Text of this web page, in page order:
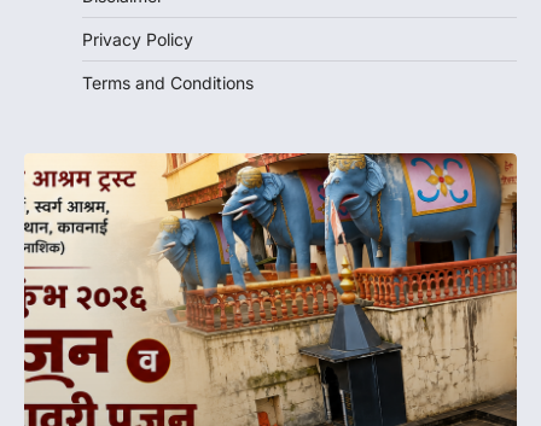
Privacy Policy
Terms and Conditions